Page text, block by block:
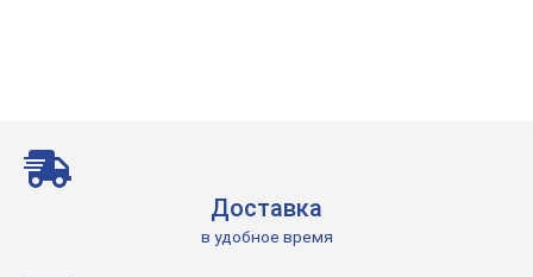
Доставка
в удобное время